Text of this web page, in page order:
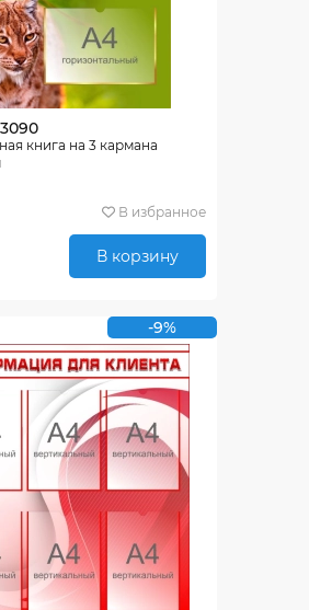
книга на 3 кармана
В избранное
В корзину
-9%